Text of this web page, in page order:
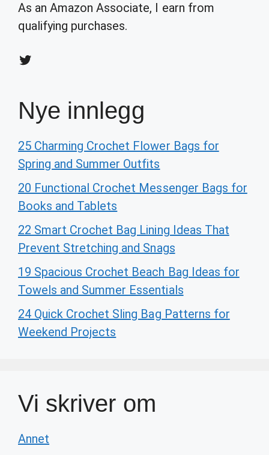
As an Amazon Associate, I earn from
qualifying purchases.
Twitter
Nye innlegg
25 Charming Crochet Flower Bags for
Spring and Summer Outfits
20 Functional Crochet Messenger Bags for
Books and Tablets
22 Smart Crochet Bag Lining Ideas That
Prevent Stretching and Snags
19 Spacious Crochet Beach Bag Ideas for
Towels and Summer Essentials
24 Quick Crochet Sling Bag Patterns for
Weekend Projects
Vi skriver om
Annet